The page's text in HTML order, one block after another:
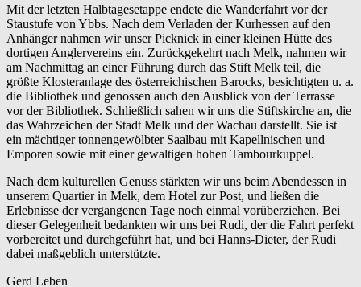
Mit der letzten Halbtagesetappe endete die Wanderfahrt vor der
Staustufe von Ybbs. Nach dem Verladen der Kurhessen auf den
Anhänger nahmen wir unser Picknick in einer kleinen Hütte des
dortigen Anglervereins ein. Zurückgekehrt nach Melk, nahmen wir
am Nachmittag an einer Führung durch das Stift Melk teil, die
größte Klosteranlage des österreichischen Barocks, besichtigten u. a.
die Bibliothek und genossen auch den Ausblick von der Terrasse
vor der Bibliothek. Schließlich sahen wir uns die Stiftskirche an, die
das Wahrzeichen der Stadt Melk und der Wachau darstellt. Sie ist
ein mächtiger tonnengewölbter Saalbau mit Kapellnischen und
Emporen sowie mit einer gewaltigen hohen Tambourkuppel.
Nach dem kulturellen Genuss stärkten wir uns beim Abendessen in
unserem Quartier in Melk, dem Hotel zur Post, und ließen die
Erlebnisse der vergangenen Tage noch einmal vorüberziehen. Bei
dieser Gelegenheit bedankten wir uns bei Rudi, der die Fahrt perfekt
vorbereitet und durchgeführt hat, und bei Hanns-Dieter, der Rudi
dabei maßgeblich unterstützte.
Gerd Leben